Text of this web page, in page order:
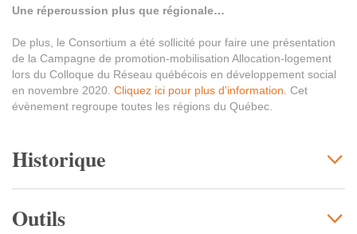
Une répercussion plus que régionale…
De plus, le Consortium a été sollicité pour faire une présentation
de la Campagne de promotion-mobilisation Allocation-logement
lors du Colloque du Réseau québécois en développement social
en novembre 2020. Cliquez ici pour plus d'information . Cet
évènement regroupe toutes les régions du Québec.
Historique
Outils